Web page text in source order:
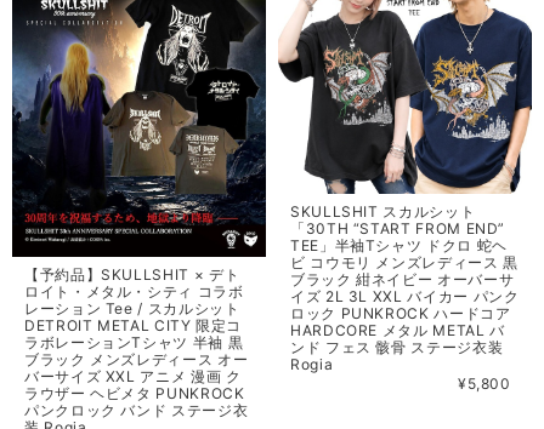
【予約品】SKULLSHIT × デト
ロイト・メタル・シティ コラボ
レーション Tee / スカルシット
DETROIT METAL CITY 限定コ
ラボレーションTシャツ 半袖 黒
ブラック メンズレディース オー
バーサイズ XXL アニメ 漫画 ク
ラウザー ヘビメタ PUNKROCK
パンクロック バンド ステージ衣
SKULLSHIT スカルシット
「30TH “START FROM END”
TEE」半袖Tシャツ ドクロ 蛇ヘ
ビ コウモリ メンズレディース 黒
ブラック 紺ネイビー オーバーサ
イズ 2L 3L XXL バイカー パンク
ロック PUNKROCK ハードコア
HARDCORE メタル METAL バ
ンド フェス 骸骨 ステージ衣装
Rogia
¥5,800